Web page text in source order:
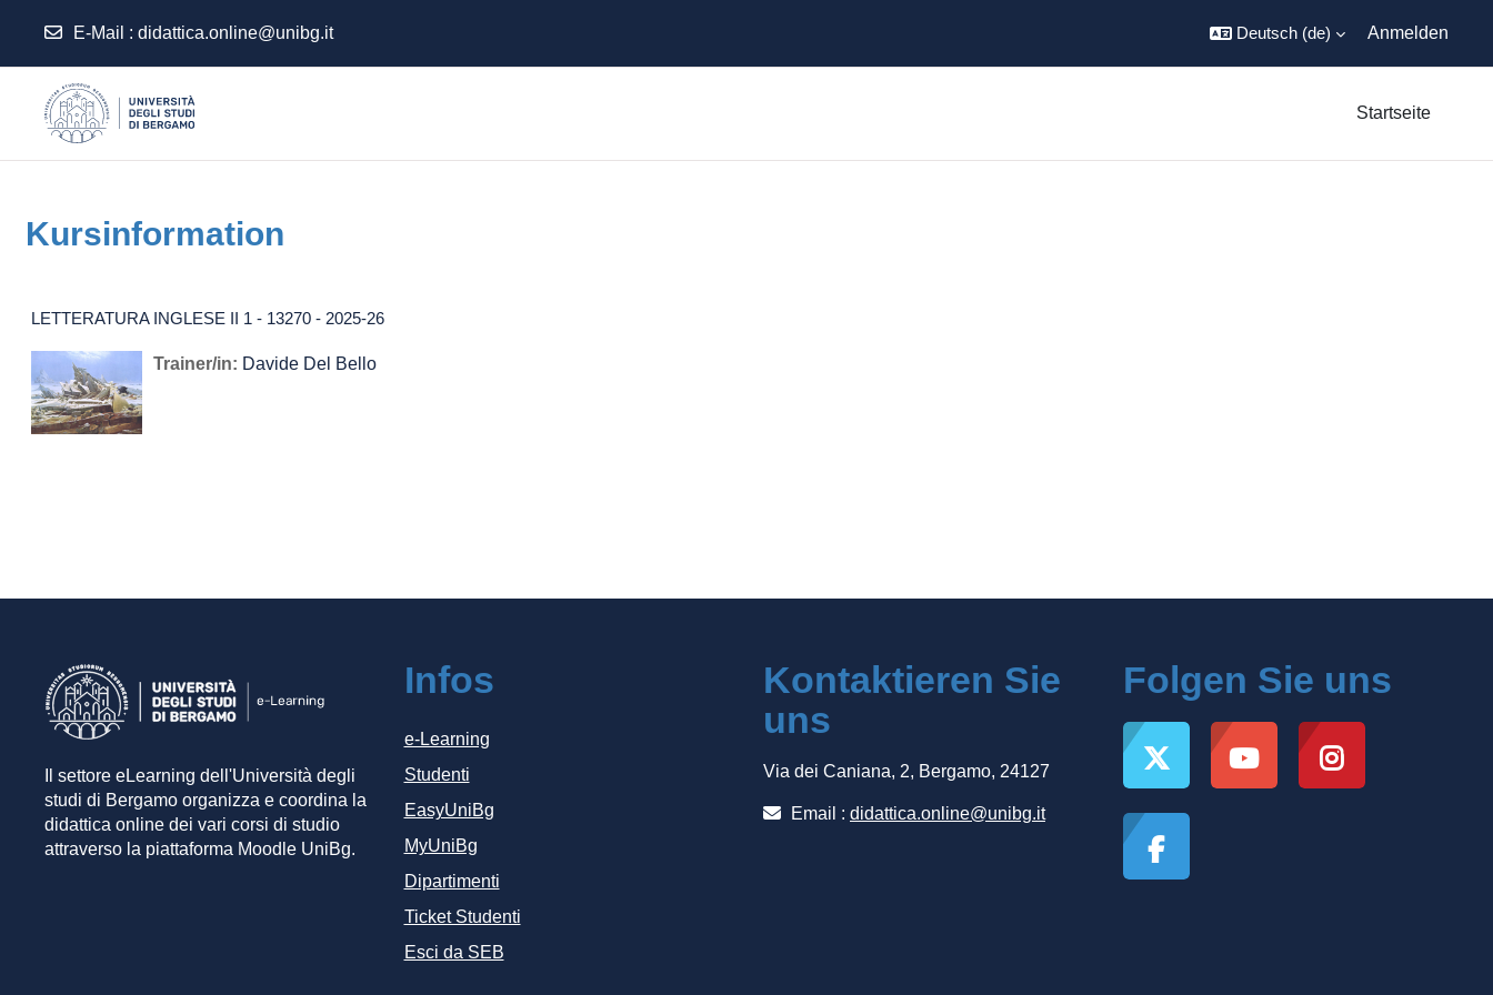
E-Mail : didattica.online@unibg.it Deutsch ‎(de)‎ Anmelden
Startseite
Kursinformation
LETTERATURA INGLESE II 1 - 13270 - 2025-26
Trainer/in: Davide Del Bello
Il settore eLearning dell'Università degli
studi di Bergamo organizza e coordina la
didattica online dei vari corsi di studio
attraverso la piattaforma Moodle UniBg.
Infos
e-Learning
Studenti
EasyUniBg
MyUniBg
Dipartimenti
Ticket Studenti
Esci da SEB
Kontaktieren Sie
uns
Via dei Caniana, 2, Bergamo, 24127
Email : didattica.online@unibg.it
Folgen Sie uns